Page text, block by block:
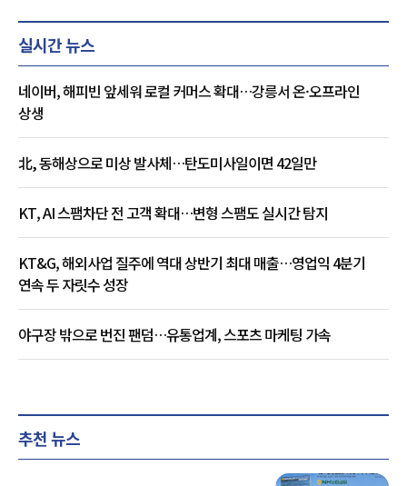
실시간 뉴스
네이버, 해피빈 앞세워 로컬 커머스 확대…강릉서 온·오프라인
상생
北, 동해상으로 미상 발사체…탄도미사일이면 42일만
KT, AI 스팸차단 전 고객 확대…변형 스팸도 실시간 탐지
KT&G, 해외사업 질주에 역대 상반기 최대 매출…영업익 4분기
연속 두 자릿수 성장
야구장 밖으로 번진 팬덤…유통업계, 스포츠 마케팅 가속
추천 뉴스